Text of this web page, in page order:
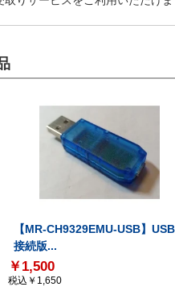
【MR-CH9329EMU-USB】USB
接続版...
￥1,500
税込￥1,650